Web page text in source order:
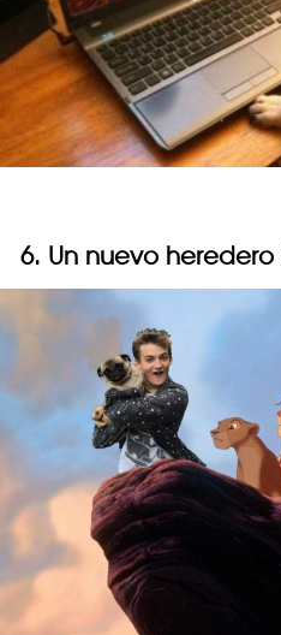
6. Un nuevo